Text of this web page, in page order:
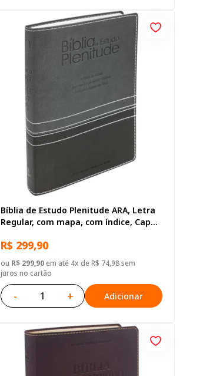
Bíblia de Estudo Plenitude ARA, Letra
Regular, com mapa, com índice, Capa
R$ 299,90
ou R$ 299,90em até 4x de R$ 74,98 sem
juros no cartão
- + Adicionar